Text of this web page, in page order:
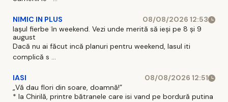
NIMIC IN PLUS
08/08/2026 12:53
Iașul fierbe în weekend. Vezi unde merită să ieși pe 8 și 9
august
Dacă nu ai făcut incă planuri pentru weekend, Iasul iti
complică s ...
IASI
08/08/2026 12:51
„Vă dau flori din soare, doamnă!”
* la Chirilă, printre bătranele care isi vand pe bordură putina